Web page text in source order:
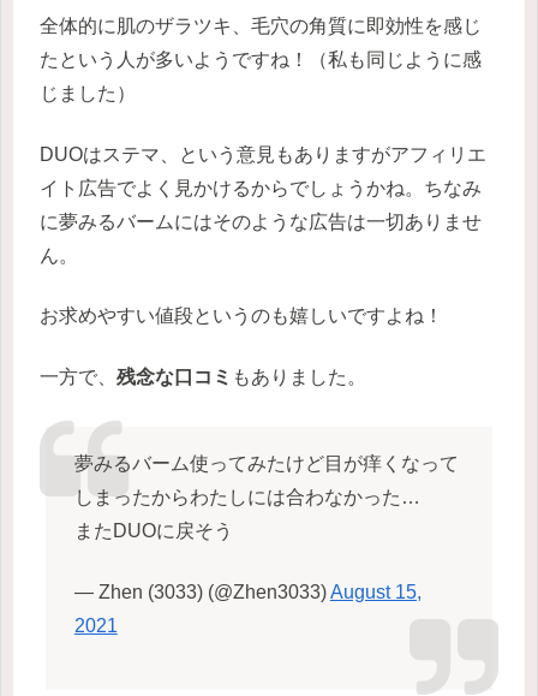
全体的に肌のザラツキ、毛穴の角質に即効性を感じ
たという人が多いようですね！（私も同じように感
じました）
DUOはステマ、という意見もありますがアフィリエ
イト広告でよく見かけるからでしょうかね。ちなみ
に夢みるバームにはそのような広告は一切ありませ
ん。
お求めやすい値段というのも嬉しいですよね！
一方で、 残念な口コミ もありました。
夢みるバーム使ってみたけど目が痒くなって
しまったからわたしには合わなかった…
またDUOに戻そう
— Zhen (3033) (@Zhen3033)August 15,
2021